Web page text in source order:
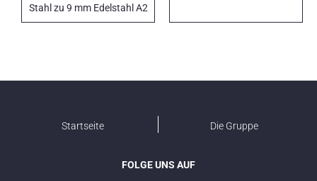
Stahl zu 9 mm Edelstahl A2
AISI 304
Startseite Die Gruppe
FOLGE UNS AUF